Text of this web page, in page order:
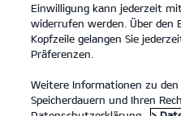
Für eigene Inhalte dieser
nach den allgemeinen Gesetzen
sind jedoch nicht verpflichtet,
Entfernung oder Sperrung der
allgemeinen Gesetzen bleiben
Einwilligung kann jederzeit
widerrufen werden. Über den
Kopfzeile gelangen Sie
Präferenzen.
Weitere Informationen zu
Speicherdauern und Ihren